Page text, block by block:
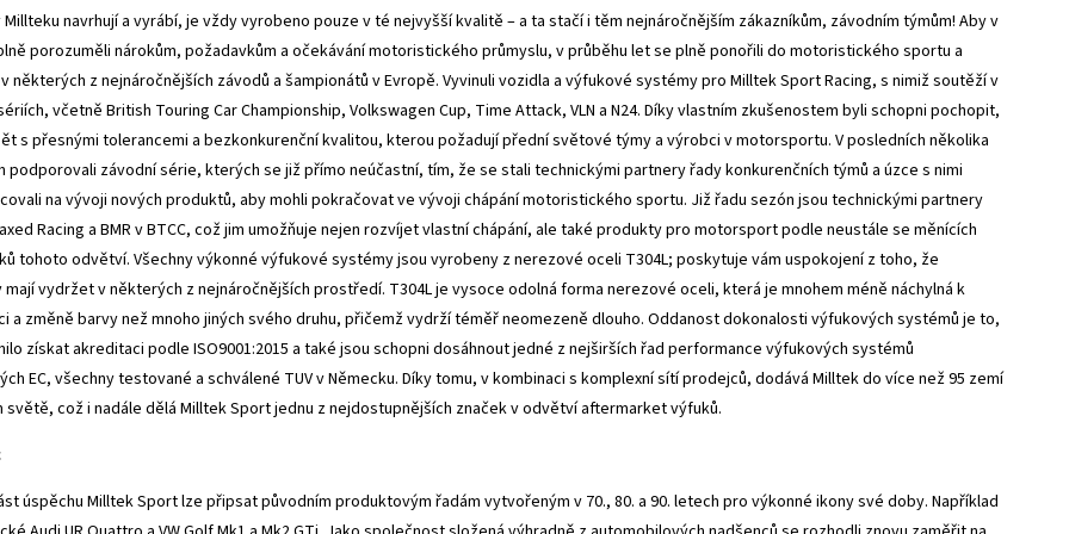
Millteku navrhují a vyrábí, je vždy vyrobeno pouze v té nejvyšší kvalitě – a ta stačí i těm nejnáročnějším zákazníkům, závodním týmům! Aby v
porozuměli nárokům, požadavkům a očekávání motoristického průmyslu, v průběhu let se plně ponořili do motoristického sportu a
některých z nejnáročnějších závodů a šampionátů v Evropě. Vyvinuli vozidla a výfukové systémy pro Milltek Sport Racing, s nimiž soutěží v
včetně British Touring Car Championship, Volkswagen Cup, Time Attack, VLN a N24. Díky vlastním zkušenostem byli schopni pochopit,
s přesnými tolerancemi a bezkonkurenční kvalitou, kterou požadují přední světové týmy a výrobci v motorsportu. V posledních několika
podporovali závodní série, kterých se již přímo neúčastní, tím, že se stali technickými partnery řady konkurenčních týmů a úzce s nimi
na vývoji nových produktů, aby mohli pokračovat ve vývoji chápání motoristického sportu. Již řadu sezón jsou technickými partnery
Racing a BMR v BTCC, což jim umožňuje nejen rozvíjet vlastní chápání, ale také produkty pro motorsport podle neustále se měnících
tohoto odvětví. Všechny výkonné výfukové systémy jsou vyrobeny z nerezové oceli T304L; poskytuje vám uspokojení z toho, že
vydržet v některých z nejnáročnějších prostředí. T304L je vysoce odolná forma nerezové oceli, která je mnohem méně náchylná k
a změně barvy než mnoho jiných svého druhu, přičemž vydrží téměř neomezeně dlouho. Oddanost dokonalosti výfukových systémů je to,
získat akreditaci podle ISO9001:2015 a také jsou schopni dosáhnout jedné z nejširších řad performance výfukových systémů
EC, všechny testované a schválené TUV v Německu. Díky tomu, v kombinaci s komplexní sítí prodejců, dodává Milltek do více než 95 zemí
světě, což i nadále dělá Milltek Sport jednu z nejdostupnějších značek v odvětví aftermarket výfuků.
úspěchu Milltek Sport lze připsat původním produktovým řadám vytvořeným v 70., 80. a 90. letech pro výkonné ikony své doby. Například